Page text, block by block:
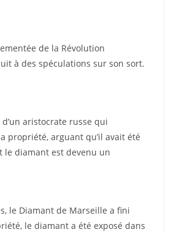
de la Révolution
à des spéculations sur son sort.
aristocrate russe qui
propriété, arguant qu’il avait été
diamant est devenu un
le Diamant de Marseille a fini
le diamant a été exposé dans